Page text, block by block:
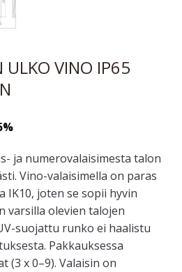
ULKO VINO IP65
ja numerovalaisimesta talon
Vino-valaisimella on paras
IK10, joten se sopii hyvin
varsilla olevien talojen
suojattu runko ei haalistu
Pakkauksessa
(3 x 0–9). Valaisin on